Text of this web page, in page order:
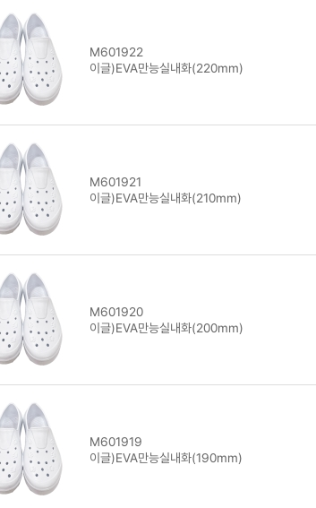
M601922
이글)EVA만능실내화(220mm)
M601921
이글)EVA만능실내화(210mm)
M601920
이글)EVA만능실내화(200mm)
M601919
이글)EVA만능실내화(190mm)